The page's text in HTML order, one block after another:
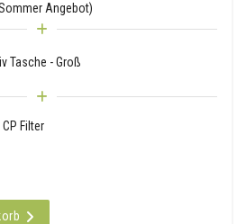
Angebot)
Tasche - Groß
Filter